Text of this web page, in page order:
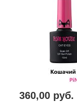
360,00 руб.